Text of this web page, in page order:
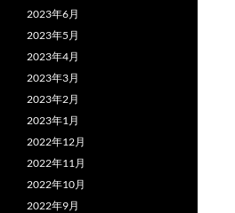
2023年6月
2023年5月
2023年4月
2023年3月
2023年2月
2023年1月
2022年12月
2022年11月
2022年10月
2022年9月